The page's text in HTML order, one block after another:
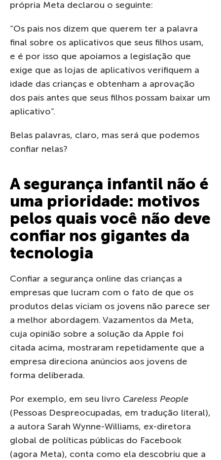
própria Meta declarou o seguinte:
“Os pais nos dizem que querem ter a palavra
final sobre os aplicativos que seus filhos usam,
e é por isso que apoiamos a legislação que
exige que as lojas de aplicativos verifiquem a
idade das crianças e obtenham a aprovação
dos pais antes que seus filhos possam baixar um
aplicativo”.
Belas palavras, claro, mas será que podemos
confiar nelas?
A segurança infantil não é
uma prioridade: motivos
pelos quais você não deve
confiar nos gigantes da
tecnologia
Confiar a segurança online das crianças a
empresas que lucram com o fato de que os
produtos delas viciam os jovens não parece ser
a melhor abordagem. Vazamentos da Meta,
cuja opinião sobre a solução da Apple foi
citada acima, mostraram repetidamente que a
empresa direciona anúncios aos jovens de
forma deliberada.
Por exemplo, em seu livro Careless People
(Pessoas Despreocupadas, em tradução literal),
a autora Sarah Wynne-Williams, ex-diretora
global de políticas públicas do Facebook
(agora Meta), conta como ela descobriu que a